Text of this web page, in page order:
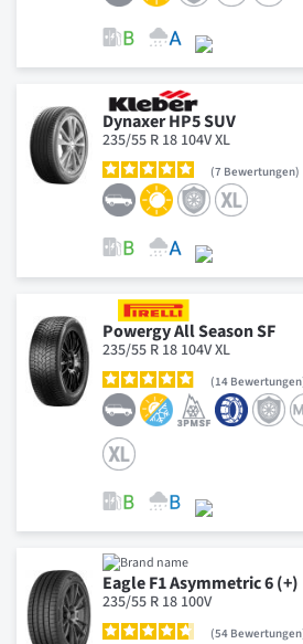
Dynaxer HP5 SUV
235/55 R 18 104V XL
7 Bewertungen
Powergy All Season SF
235/55 R 18 104V XL
14 Bewertungen
Eagle F1 Asymmetric 6 (+)
235/55 R 18 100V
54 Bewertungen